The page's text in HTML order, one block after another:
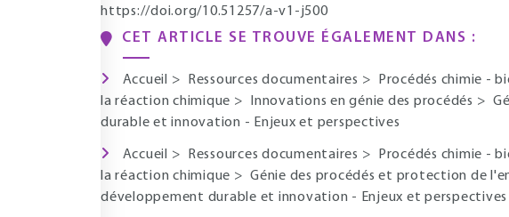
https://doi.org/10.51257/a-v1-j500
CET ARTICLE SE TROUVE ÉGALEMENT DANS :
Accueil > Ressources documentaires > Procédés chimie -
la réaction chimique > Innovations en génie des procédés >
durable et innovation - Enjeux et perspectives
Accueil > Ressources documentaires > Procédés chimie -
la réaction chimique > Génie des procédés et protection de
développement durable et innovation - Enjeux et perspectives